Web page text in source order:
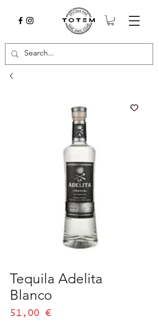
Tequila Adelita
Blanco
51,00 €